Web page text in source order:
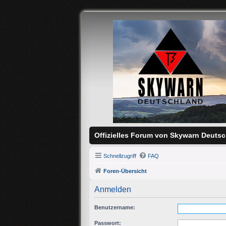
Offizielles Forum von Skywarn
Schnellzugriff FAQ
Foren-Übersicht
Anmelden
Benutzername:
Passwort: